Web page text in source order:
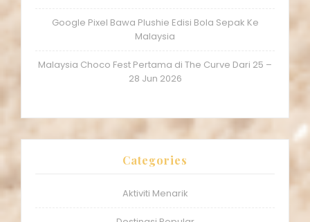
Google Pixel Bawa Plushie Edisi Bola Sepak Ke
Malaysia
Malaysia Choco Fest Pertama di The Curve Dari 25 –
28 Jun 2026
Categories
Aktiviti Menarik